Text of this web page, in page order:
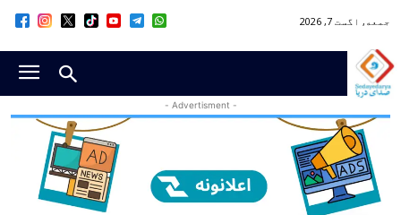
جمعه, اگست 7, 2026
- Advertisment -